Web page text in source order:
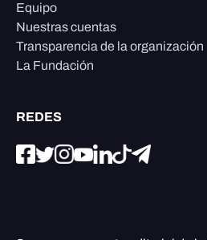
Equipo
Nuestras cuentas
Transparencia de la organización
La Fundación
REDES